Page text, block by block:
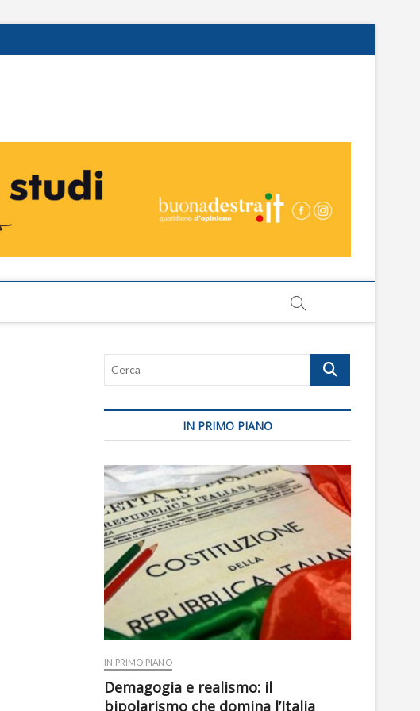
Cerca
IN PRIMO PIANO
IN PRIMO PIANO
Demagogia e realismo: il
bipolarismo che domina l’Italia